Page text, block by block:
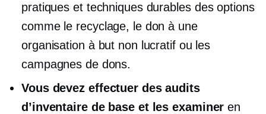
pratiques et techniques durablesdes options
comme le recyclage, le don à une
organisation à but non lucratif ou les
campagnes de dons.
Vous devez effectuer des audits
d’inventaire de base et les examiner en